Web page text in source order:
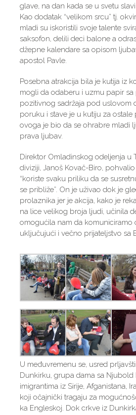
glave, na dan kada se u svetu
Kao dodatak “velikom srcu” tj.
mladi su iskoristili svoje talente
saksofon, delili deci balone a
džepne kalendare sa opisom
apostol Pavle.
Posebna atrakcija bila je kutija iz
mogli da odaberu i uzmu papir
pozitivnog sadržaja pod uslovom
poruku i stave je u kutiju za ostale
ovoga je bio da se ohrabre mladi
prava ljubav.
Direktor Omladinskog odeljenja u
diviziji, Janoš Kovač-Biro,
“koriste svaku priliku da se
se približe”. On je uživao dok je
prolaznika jer je akcija, kako je
na lice velikog broja ljudi, učinila
omogućila nam da komuniciramo
uključujući i večno prijateljstvo sa
U međuvremenu se, usred
Dunkirku, grupa dama sa Njubold
imigrantima iz Sirije, Afganistana,
koji očajnički tragaju za
ka Engleskoj. Dok crkve iz